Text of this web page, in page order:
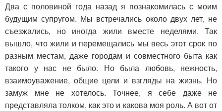
Два с половиной года назад я познакомилась с моим
будущим супругом. Мы встречались около двух лет, не
съезжались, но иногда жили вместе неделями. Так
вышло, что жили и перемещались мы весь этот срок по
разным местам, даже городам и совместного быта как
такого у нас не было. Но была любовь, нежность,
взаимоуважение, общие цели и взгляды на жизнь. Но
замуж мне не хотелось. Точнее, я себе даже не
представляла толком, как это и какова моя роль. А вот от